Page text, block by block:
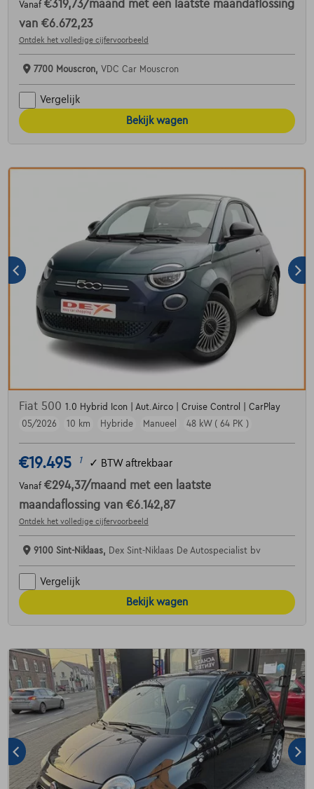
Vanaf €319,73/maand met een laatste maandaflossing
van €6.672,23
Ontdek het volledige cijfervoorbeeld
7700 Mouscron, VDC Car Mouscron
Vergelijk
Bekijk wagen
Fiat 500 1.0 Hybrid Icon | Aut.Airco | Cruise Control | CarPlay
05/2026
10 km Hybride Manueel 48 kW ( 64 PK )
€19.495 1 ✓ BTW aftrekbaar
Vanaf €294,37/maand met een laatste
maandaflossing van €6.142,87
Ontdek het volledige cijfervoorbeeld
9100 Sint-Niklaas, Dex Sint-Niklaas De Autospecialist bv
Vergelijk
Bekijk wagen